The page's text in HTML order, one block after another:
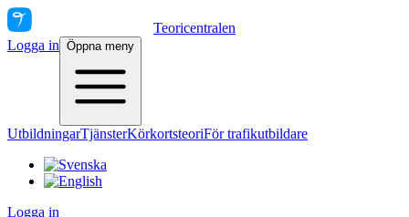
Teoricentralen
Logga in Öppna meny
UtbildningarTjänsterKörkortsteoriFör trafikutbildare
Logga in